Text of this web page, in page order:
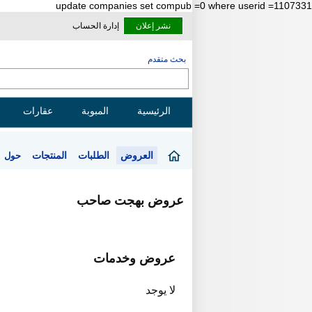
update companies set compub =0 where userid =1107331
نشر إعلان إدارة الحساب
بحث متقدم
الرئيسية المبوبة عقارات
العروض الطلبات المنتجات حول
عروض بهجت صاحب
عروض وخدمات
لا يوجد